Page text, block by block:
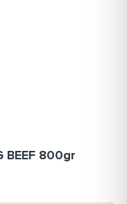
BEEF 800gr